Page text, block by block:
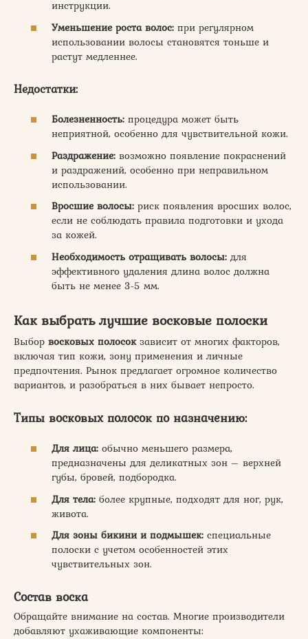
инструкции.
Уменьшение роста волос: при регулярном
использовании волосы становятся тоньше и
растут медленнее.
Недостатки:
Болезненность: процедура может быть
неприятной, особенно для чувствительной кожи.
Раздражение: возможно появление покраснений
и раздражений, особенно при неправильном
использовании.
Вросшие волосы: риск появления вросших волос,
если не соблюдать правила подготовки и ухода
за кожей.
Необходимость отращивать волосы: для
эффективного удаления длина волос должна
быть не менее 3-5 мм.
Как выбрать лучшие восковые полоски
Выбор восковых полосокзависит от многих факторов,
включая тип кожи, зону применения и личные
предпочтения. Рынок предлагает огромное количество
вариантов, и разобраться в них бывает непросто.
Типы восковых полосок по назначению:
Для лица: обычно меньшего размера,
предназначены для деликатных зон – верхней
губы, бровей, подбородка.
Для тела: более крупные, подходят для ног, рук,
живота.
Для зоны бикини и подмышек: специальные
полоски с учетом особенностей этих
чувствительных зон.
Состав воска
Обращайте внимание на состав. Многие производители
добавляют ухаживающие компоненты: